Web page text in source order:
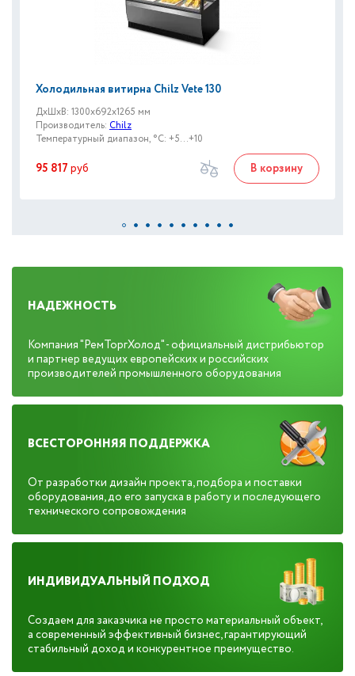
Холодильная витирна Chilz Vete 130
ДxШxВ: 1300x692x1265 мм
Производитель: Chilz
Температурный диапазон, °C: +5...+10
95 817 руб В корзину
НАДЕЖНОСТЬ
Компания "РемТоргХолод" - официальный дистрибьютор
и партнер ведущих европейских и российских
производителей промышленного оборудования
ВСЕСТОРОННЯЯ ПОДДЕРЖКА
От разработки дизайн проекта, подбора и поставки
оборудования, до его запуска в работу и последующего
технического сопровождения
ИНДИВИДУАЛЬНЫЙ ПОДХОД
Создаем для заказчика не просто материальный объект,
а современный эффективный бизнес, гарантирующий
стабильный доход и конкурентное преимущество.